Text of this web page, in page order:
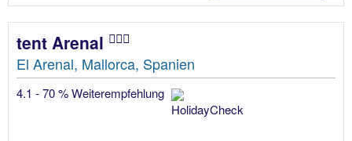
tent Arenal
El Arenal, Mallorca, Spanien
4.1 - 70 % Weiterempfehlung